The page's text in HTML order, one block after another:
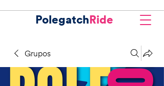
PolegatchRide
Grupos